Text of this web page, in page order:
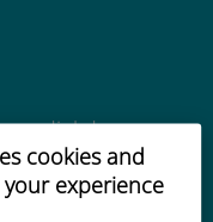
cookies and
experience
de
de 200